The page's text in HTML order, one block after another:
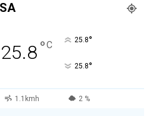
25.8°C 25.8°
25.8°
1.1kmh 2 %